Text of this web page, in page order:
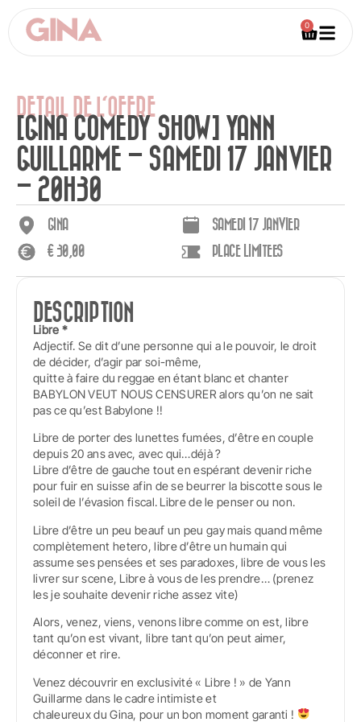
0
DETAIL DE L'OFFRE
[GINA COMEDY SHOW] YANN
GUILLARME – SAMEDI 17 JANVIER
– 20H30
GINA
€30,00
SAMEDI 17 JANVIER
PLACE LIMITEES
DESCRIPTION
Libre *
Adjectif. Se dit d’une personne qui a le pouvoir, le droit
de décider, d’agir par soi-même,
quitte à faire du reggae en étant blanc et chanter
BABYLON VEUT NOUS CENSURER alors qu’on ne sait
pas ce qu’est Babylone !!
Libre de porter des lunettes fumées, d’être en couple
depuis 20 ans avec, avec qui…déjà ?
Libre d’être de gauche tout en espérant devenir riche
pour fuir en suisse afin de se beurrer la biscotte sous le
soleil de l’évasion fiscal. Libre de le penser ou non.
Libre d’être un peu beauf un peu gay mais quand même
complètement hetero, libre d’être un humain qui
assume ses pensées et ses paradoxes, libre de vous les
livrer sur scene, Libre à vous de les prendre… (prenez
les je souhaite devenir riche assez vite)
Alors, venez, viens, venons libre comme on est, libre
tant qu’on est vivant, libre tant qu’on peut aimer,
déconner et rire.
Venez découvrir en exclusivité « Libre ! » de Yann
Guillarme dans le cadre intimiste et
chaleureux du Gina, pour un bon moment garanti !